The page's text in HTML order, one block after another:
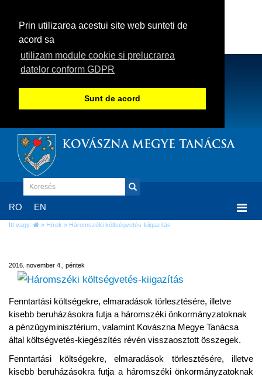
Prin utilizarea acestui site web sunteti de
acord sa
utilizam module cookie si prelucrarea
datelor conform GDPR
Sunt de acord
KOVÁSZNA MEGYE TANÁCSA
RO EN
Itt vagy: » Hírek » Háromszéki költségvetés-kiigazítás
2016. november 4., péntek
Fenntartási költségekre, elmaradások törlesztésére, illetve
kisebb beruházásokra futja a háromszéki önkormányzatoknak
a pénzügyminisztérium, valamint Kovászna Megye Tanácsa
által költségvetés-kiegészítés révén visszaosztott összegek.
Fenntartási költségekre, elmaradások törlesztésére, illetve
kisebb beruházásokra futja a háromszéki önkormányzatoknak